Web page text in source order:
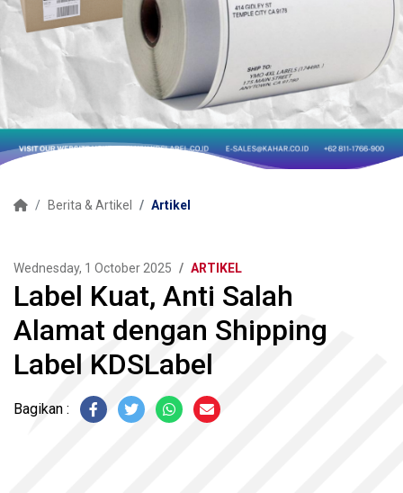
Berita & Artikel Artikel
Wednesday, 1 October 2025 ARTIKEL
Label Kuat, Anti Salah
Alamat dengan Shipping
Label KDSLabel
Bagikan